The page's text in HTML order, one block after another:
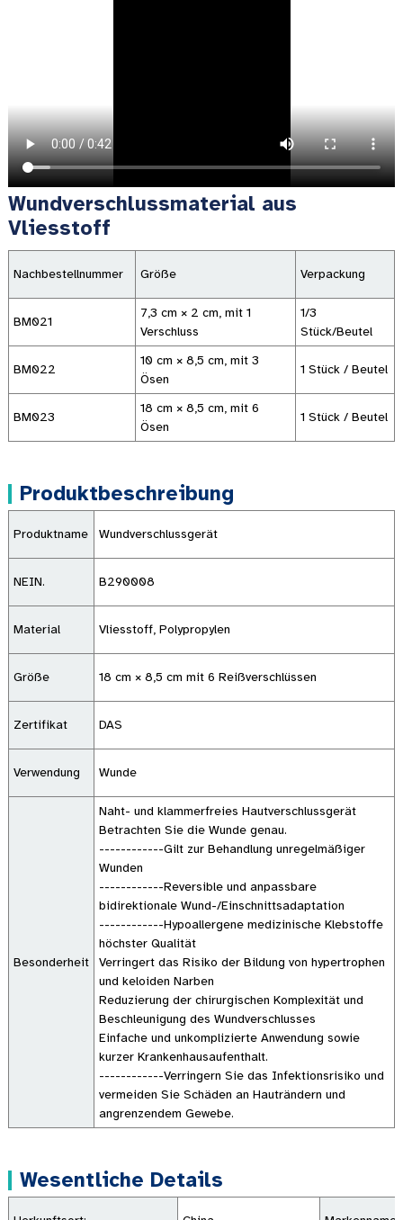
Wundverschlussmaterial aus
Vliesstoff
Nachbestellnummer Größe Verpackung
BM021
7,3 cm × 2 cm, mit 1
Verschluss
1/3
Stück/Beutel
BM022
10 cm × 8,5 cm, mit 3
Ösen
1 Stück / Beutel
BM023
18 cm × 8,5 cm, mit 6
Ösen
1 Stück / Beutel
Produktbeschreibung
Produktname Wundverschlussgerät
NEIN. B290008
Material Vliesstoff, Polypropylen
Größe 18 cm × 8,5 cm mit 6 Reißverschlüssen
Zertifikat DAS
Verwendung Wunde
Besonderheit
Naht- und klammerfreies Hautverschlussgerät
Betrachten Sie die Wunde genau.
------------Gilt zur Behandlung unregelmäßiger
Wunden
------------Reversible und anpassbare
bidirektionale Wund-/Einschnittsadaptation
------------Hypoallergene medizinische Klebstoffe
höchster Qualität
Verringert das Risiko der Bildung von hypertrophen
und keloiden Narben
Reduzierung der chirurgischen Komplexität und
Beschleunigung des Wundverschlusses
Einfache und unkomplizierte Anwendung sowie
kurzer Krankenhausaufenthalt.
------------Verringern Sie das Infektionsrisiko und
vermeiden Sie Schäden an Hauträndern und
angrenzendem Gewebe.
Wesentliche Details